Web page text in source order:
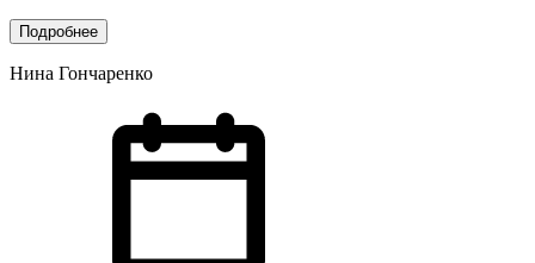
Подробнее
Нина Гончаренко